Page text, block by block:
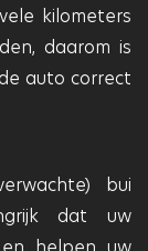
kilometers
daarom is
auto correct
bui
dat uw